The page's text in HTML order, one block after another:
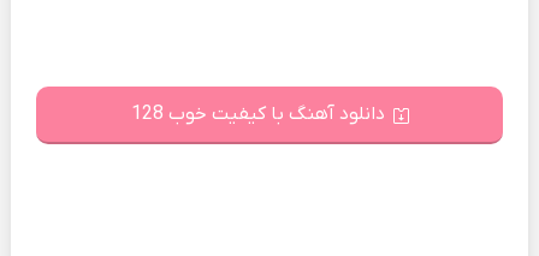
دانلود آهنگ با کیفیت خوب 128